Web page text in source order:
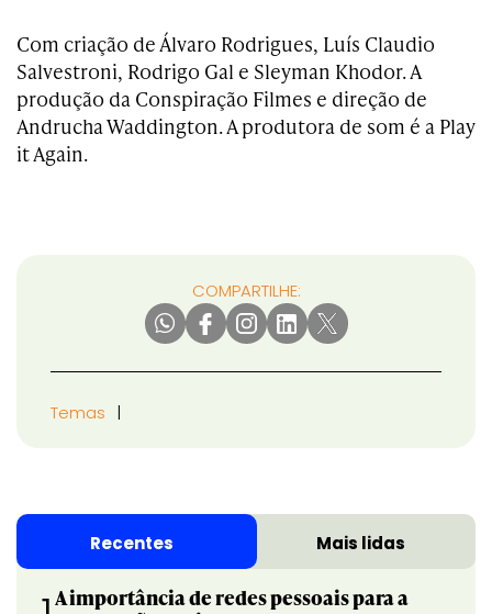
Com criação de Álvaro Rodrigues, Luís Claudio
Salvestroni, Rodrigo Gal e Sleyman Khodor. A
produção da Conspiração Filmes e direção de
Andrucha Waddington. A produtora de som é a Play
it Again.
COMPARTILHE:
Temas
Recentes Mais lidas
A importância de redes pessoais para a